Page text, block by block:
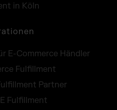
in Köln
E-Commerce Händler
Fulfillment
Partner
Fulfillment